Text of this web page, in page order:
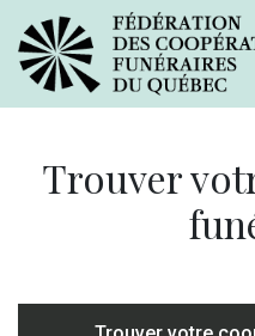
Trouver